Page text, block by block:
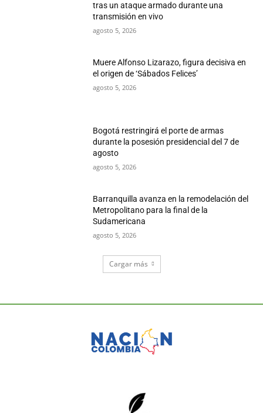
tras un ataque armado durante una
transmisión en vivo
agosto 5, 2026
Muere Alfonso Lizarazo, figura decisiva en
el origen de ‘Sábados Felices’
agosto 5, 2026
Bogotá restringirá el porte de armas
durante la posesión presidencial del 7 de
agosto
agosto 5, 2026
Barranquilla avanza en la remodelación del
Metropolitano para la final de la
Sudamericana
agosto 5, 2026
Cargar más